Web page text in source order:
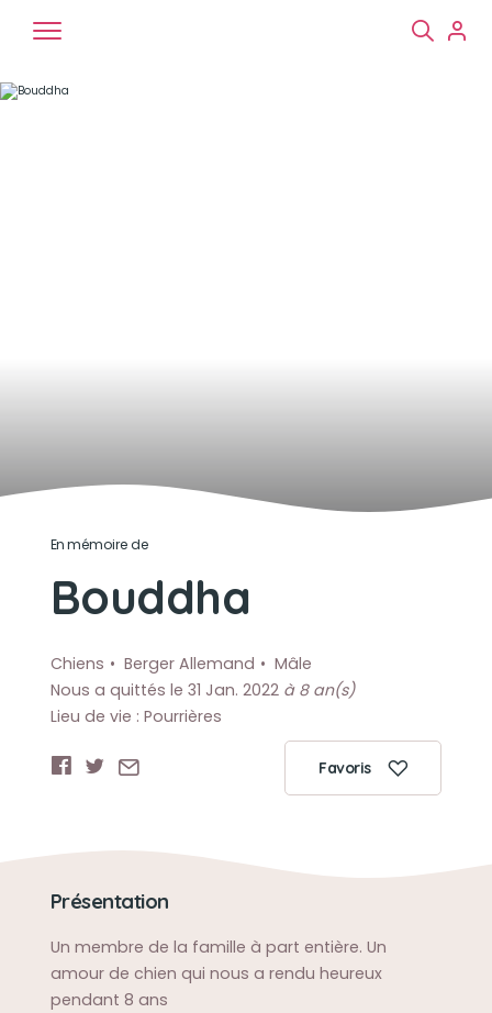
En mémoire de
Bouddha
Chiens Berger Allemand
Mâle
Nous a quittés le 31 Jan. 2022 à 8 an(s)
Lieu de vie : Pourrières
Favoris
Présentation
Un membre de la famille à part entière. Un
amour de chien qui nous a rendu heureux
pendant 8 ans